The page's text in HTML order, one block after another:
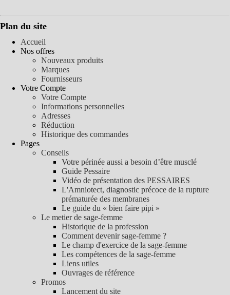
Plan du site
Accueil
Nos offres
Nouveaux produits
Marques
Fournisseurs
Votre Compte
Votre Compte
Informations personnelles
Adresses
Réduction
Historique des commandes
Pages
Conseils
Votre périnée aussi a besoin d’être musclé
Guide Pessaire
Vidéo de présentation des PESSAIRES
L'Amniotect, diagnostic précoce de la rupture
prématurée des membranes
Le guide du « bien faire pipi »
Le metier de sage-femme
Historique de la profession
Comment devenir sage-femme ?
Le champ d'exercice de la sage-femme
Les compétences de la sage-femme
Liens utiles
Ouvrages de référence
Promos
Lancement du site